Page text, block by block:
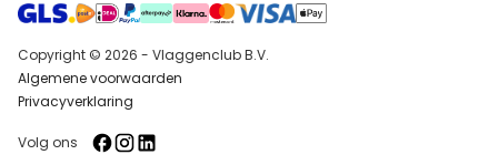
Copyright © 2026 - Vlaggenclub B.V.
Algemene voorwaarden
Privacyverklaring
Volg ons